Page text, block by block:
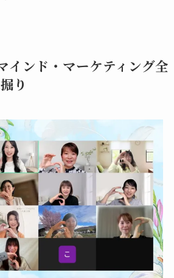
インド・マーケティング全
り